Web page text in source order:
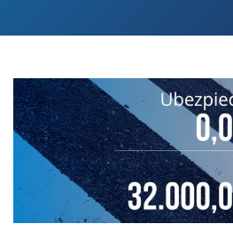
KONTAKT